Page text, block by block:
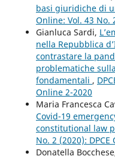
basi giuridiche di
Online: Vol. 43 No.
Gianluca Sardi,
nella Repubblica
contrastare la
problematiche
fondamentali ,
Online 2-2020
Maria Francesca
Covid-19
constitutional law
No. 2 (2020):
Donatella